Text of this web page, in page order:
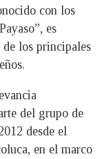
con los
es
de los principales
del grupo de
desde el
en el marco